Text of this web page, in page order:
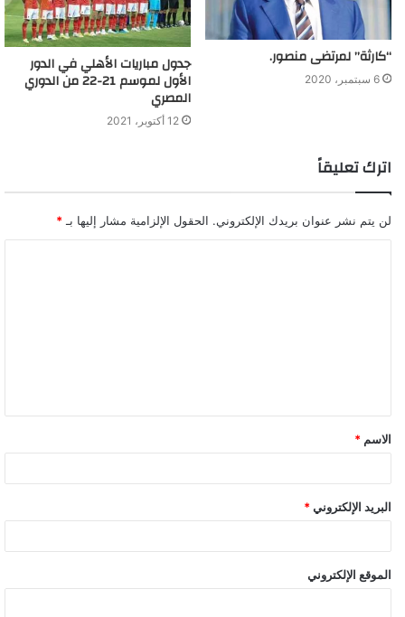
“كارثة” لمرتضى منصور.
6 سبتمبر، 2020
جدول مباريات الأهلي في الدور
الأول لموسم 21-22 من الدوري
المصري
12 أكتوبر، 2021
اترك تعليقاً
لن يتم نشر عنوان بريدك الإلكتروني. الحقول الإلزامية مشار إليها بـ *
الاسم *
البريد الإلكتروني *
الموقع الإلكتروني